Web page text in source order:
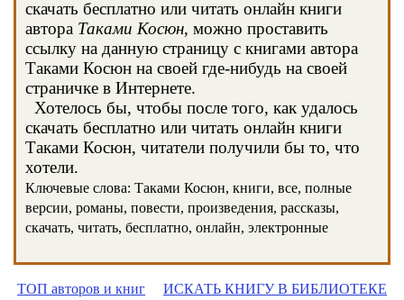
скачать бесплатно или читать онлайн книги
автора Таками Косюн, можно проставить
ссылку на данную страницу с книгами автора
Таками Косюн на своей где-нибудь на своей
страничке в Интернете.
Хотелось бы, чтобы после того, как удалось
скачать бесплатно или читать онлайн книги
Таками Косюн, читатели получили бы то, что
хотели.
Ключевые слова: Таками Косюн, книги, все, полные
версии, романы, повести, произведения, рассказы,
скачать, читать, бесплатно, онлайн, электронные
ТОП авторов и книг ИСКАТЬ КНИГУ В БИБЛИОТЕКЕ